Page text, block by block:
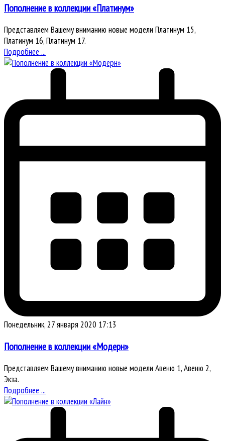
Пополнение в коллекции «Платинум»
Представляем Вашему вниманию новые модели Платинум 15,
Платинум 16, Платинум 17.
Подробнее ...
Понедельник, 27 января 2020 17:13
Пополнение в коллекции «Модерн»
Представляем Вашему вниманию новые модели Авеню 1, Авеню 2,
Экза.
Подробнее ...